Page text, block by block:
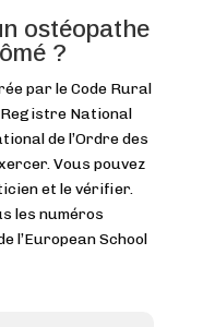
ostéopathe
?
par le Code Rural
National
de l’Ordre des
Vous pouvez
et le vérifier.
les numéros
l’European School